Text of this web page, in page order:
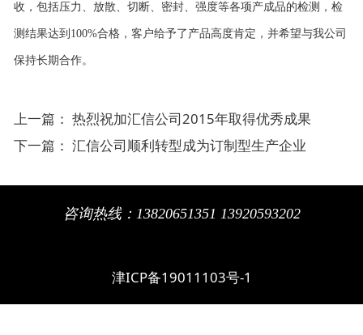
收，包括压力、放散、切断、密封、强度等各项产成品的检测，检
测结果达到100%合格，客户给予了产品高度肯定，并希望与我公司
保持长期合作。
上一篇： 热烈祝加汇信公司2015年取得优秀成果
下一篇： 汇信公司顺利转型成为订制型生产企业
咨询热线：13820651351 13920593202
津ICP备19011103号-1